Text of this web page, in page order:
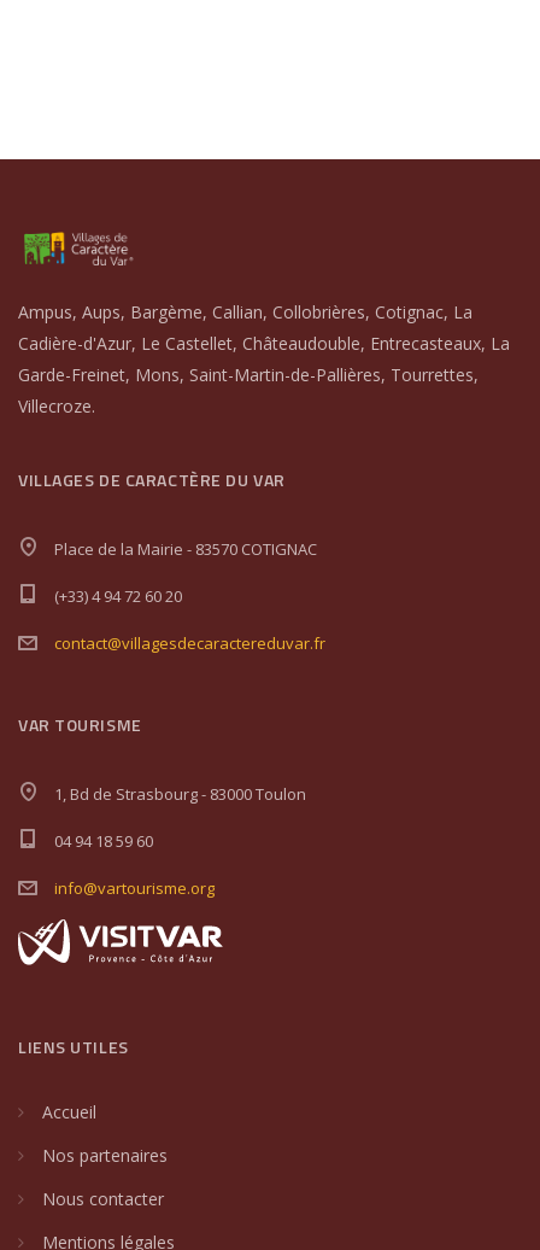
Ampus, Aups, Bargème, Callian, Collobrières, Cotignac, La
Cadière-d'Azur, Le Castellet, Châteaudouble, Entrecasteaux, La
Garde-Freinet, Mons, Saint-Martin-de-Pallières, Tourrettes,
Villecroze.
VILLAGES DE CARACTÈRE DU VAR
Place de la Mairie - 83570 COTIGNAC
(+33) 4 94 72 60 20
contact@villagesdecaractereduvar.fr
VAR TOURISME
1, Bd de Strasbourg - 83000 Toulon
04 94 18 59 60
info@vartourisme.org
LIENS UTILES
Accueil
Nos partenaires
Nous contacter
Mentions légales